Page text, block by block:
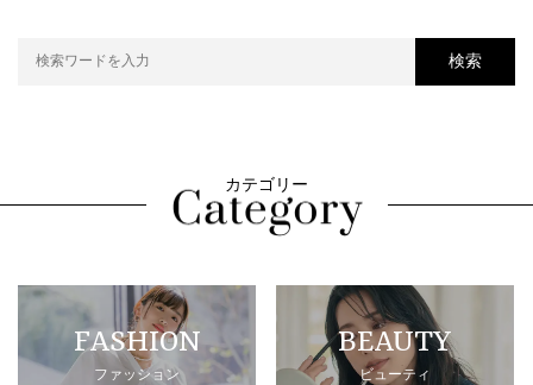
検索
カテゴリー
FASHION
ファッション
BEAUTY
ビューティ